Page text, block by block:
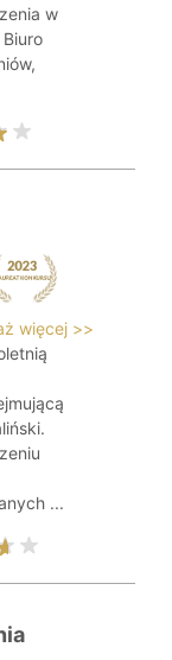
w
więcej >>
...